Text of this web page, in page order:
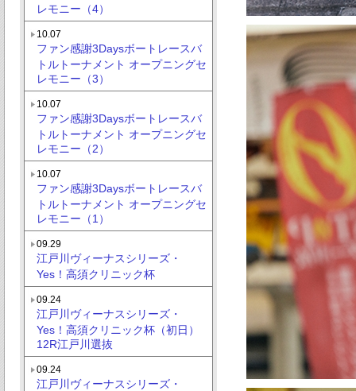
レモニー（4）
10.07
ファン感謝3Daysボートレースバ
トルトーナメント オープニングセ
レモニー（3）
10.07
ファン感謝3Daysボートレースバ
トルトーナメント オープニングセ
レモニー（2）
10.07
ファン感謝3Daysボートレースバ
トルトーナメント オープニングセ
レモニー（1）
09.29
江戸川ヴィーナスシリーズ・
Yes！高須クリニック杯
09.24
江戸川ヴィーナスシリーズ・
Yes！高須クリニック杯（初日）
12R江戸川選抜
09.24
江戸川ヴィーナスシリーズ・